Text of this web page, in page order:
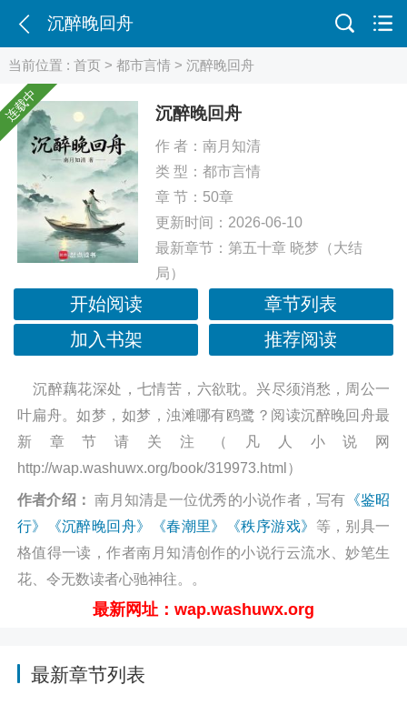
沉醉晚回舟
当前位置 :首页 >都市言情 > 沉醉晚回舟
连载中 沉醉晚回舟
作 者： 南月知清
类 型： 都市言情
章 节：50章
更新时间：2026-06-10
最新章节： 第五十章 晓梦（大结
局）
开始阅读
章节列表
加入书架
推荐阅读
沉醉藕花深处，七情苦，六欲耽。兴尽须消愁，周公一
叶扁舟。如梦，如梦，浊滩哪有鸥鹭？阅读沉醉晚回舟最
新章节请关注（凡人小说网
http://wap.washuwx.org/book/319973.html）
作者介绍： 南月知清是一位优秀的小说作者，写有 《鉴昭
行》
《沉醉晚回舟》 《春潮里》 《秩序游戏》 等，别具一
格值得一读，作者南月知清创作的小说行云流水、妙笔生
花、令无数读者心驰神往。。
最新网址：wap.washuwx.org
最新章节列表